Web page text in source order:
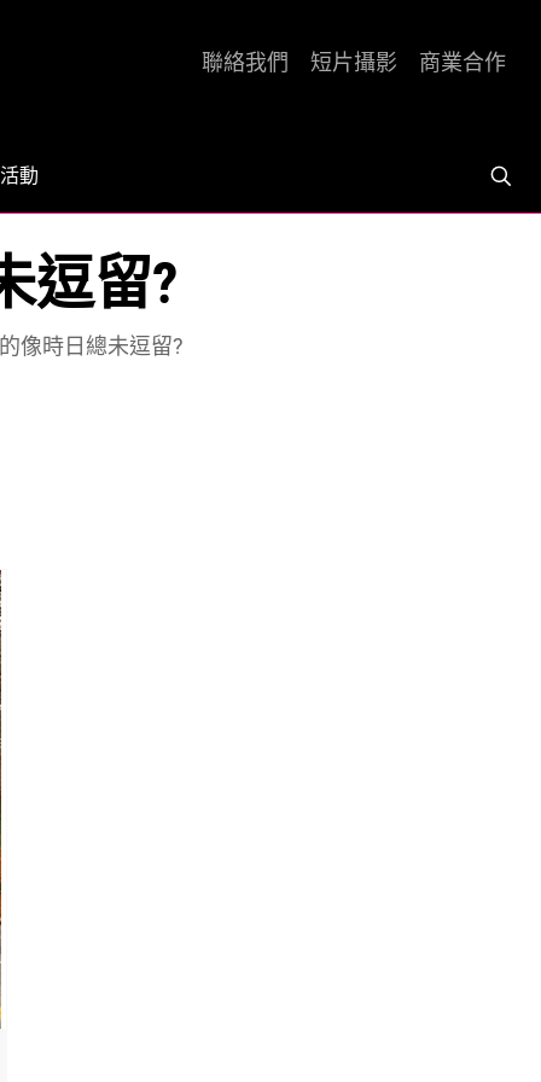
活動
聯絡我們 短片攝影 商業合作
逗留?
像時日總未逗留?